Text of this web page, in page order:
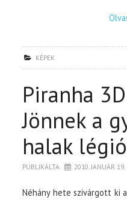
KÉPEK
Piranha
Jönnek a
halak
PUBLIKÁLTA 2010. JANUÁR 19.
Néhány hete szivárgott ki